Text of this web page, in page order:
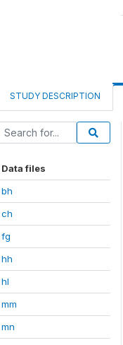
STUDY DESCRIPTION
Data files
bh
ch
fg
hh
hl
mm
mn